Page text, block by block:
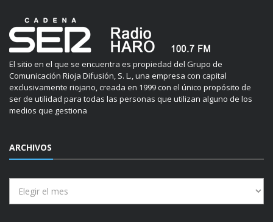
El sitio en el que se encuentra es propiedad del Grupo de
Comunicación Rioja Difusión, S. L., una empresa con capital
exclusivamente riojano, creada en 1999 con el único propósito de
ser de utilidad para todas las personas que utilizan alguno de los
medios que gestiona
ARCHIVOS